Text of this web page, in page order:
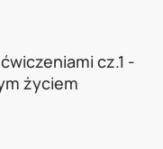
cz.1 -
życiem